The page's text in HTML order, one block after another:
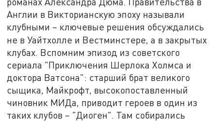
Англии в Викторианскую эпоху называли
клубными – ключевые решения обсуждались
не в Уайтхолле и Вестминстере, а в закрытых
клубах. Вспомним эпизод из советского
сериала "Приключения Шерлока Холмса и
доктора Ватсона": старший брат великого
сыщика, Майкрофт, высокопоставленный
чиновник МИДа, приводит героев в один из
таких клубов – "Диоген". Там собирались